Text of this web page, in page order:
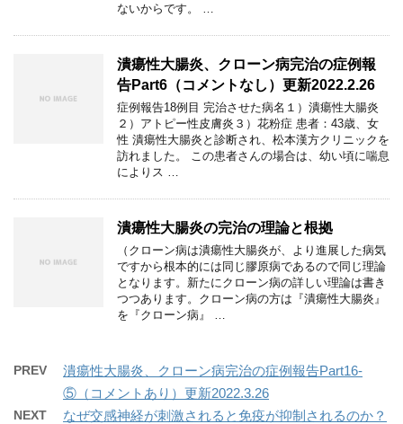
ないからです。 …
潰瘍性大腸炎、クローン病完治の症例報
告Part6（コメントなし）更新2022.2.26
症例報告18例目 完治させた病名１）潰瘍性大腸炎
２）アトピー性皮膚炎３）花粉症 患者：43歳、女
性 潰瘍性大腸炎と診断され、松本漢方クリニックを
訪れました。 この患者さんの場合は、幼い頃に喘息
によりス …
潰瘍性大腸炎の完治の理論と根拠
（クローン病は潰瘍性大腸炎が、より進展した病気
ですから根本的には同じ膠原病であるので同じ理論
となります。新たにクローン病の詳しい理論は書き
つつあります。クローン病の方は『潰瘍性大腸炎』
を『クローン病』 …
PREV
潰瘍性大腸炎、クローン病完治の症例報告Part16-
⑤（コメントあり）更新2022.3.26
NEXT
なぜ交感神経が刺激されると免疫が抑制されるのか？